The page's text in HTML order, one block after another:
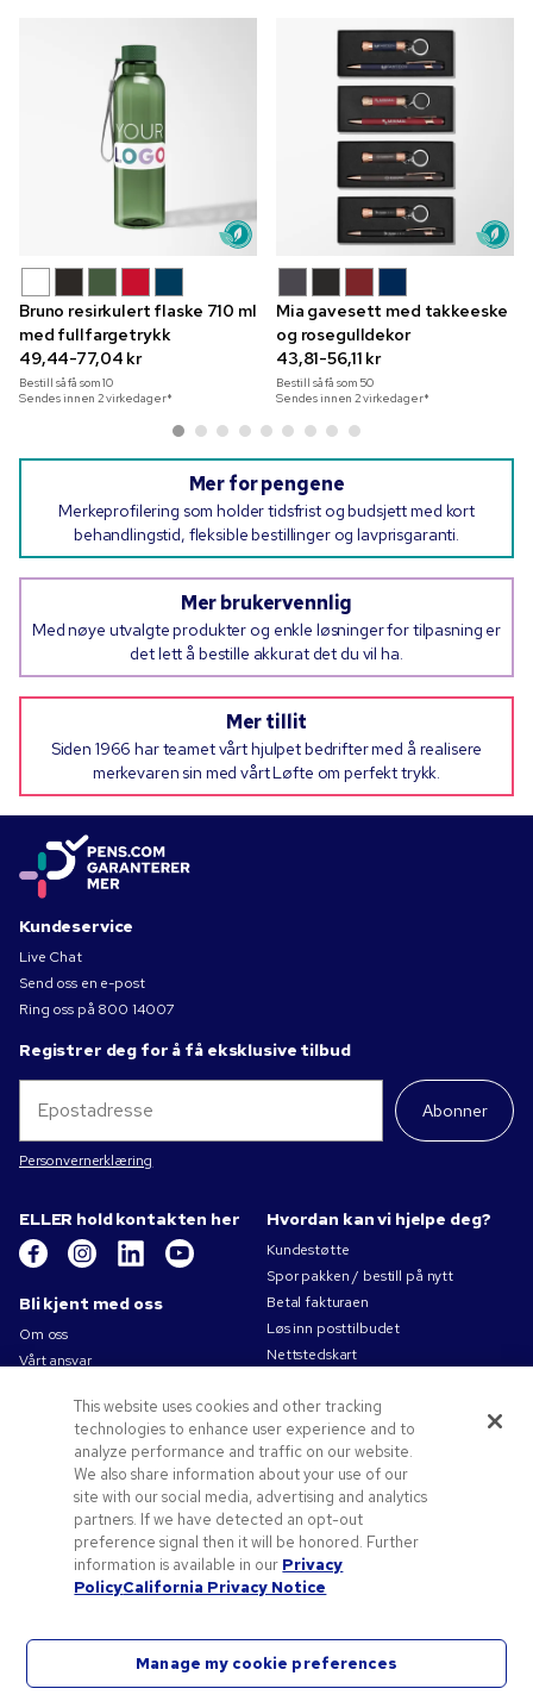
Bruno resirkulert flaske 710 ml
med fullfargetrykk
49,44-77,04 kr
Bestill så få som10
Sendes innen 2 virkedager*
Mia gavesett med takkeeske
og rosegulldekor
43,81-56,11 kr
Bestill så få som 50
Sendes innen 2 virkedager*
Mer for pengene
Merkeprofilering som holder tidsfrist og budsjett med kort
behandlingstid, fleksible bestillinger og lavprisgaranti.
Mer brukervennlig
Med nøye utvalgte produkter og enkle løsninger for tilpasning er
det lett å bestille akkurat det du vil ha.
Mer tillit
Siden 1966 har teamet vårt hjulpet bedrifter med å realisere
merkevaren sin med vårt Løfte om perfekt trykk.
Kundeservice
Live Chat
Send oss en e-post
Ring oss på 800 14007
Registrer deg for å få eksklusive tilbud
Abonner
Personvernerklæring
ELLER hold kontakten her
Bli kjent med oss
Om oss
Vårt ansvar
Bruksvilkår
Salgsbetingelser
Jobb for Pens.com
Tilbud og ressurser
Profileringsartikler
Kampanjekoder og -kuponger
Tips til logo
Hvordan kan vi hjelpe deg?
Kundestøtte
Spor pakken / bestill på nytt
Betal fakturaen
Løs inn posttilbudet
Nettstedskart
This website uses cookies and other tracking
technologies to enhance user experience and to
analyze performance and traffic on our website.
We also share information about your use of our
site with our social media, advertising and analytics
partners. If we have detected an opt-out
preference signal then it will be honored. Further
information is available in our Privacy
PolicyCalifornia Privacy Notice
Manage my cookie preferences